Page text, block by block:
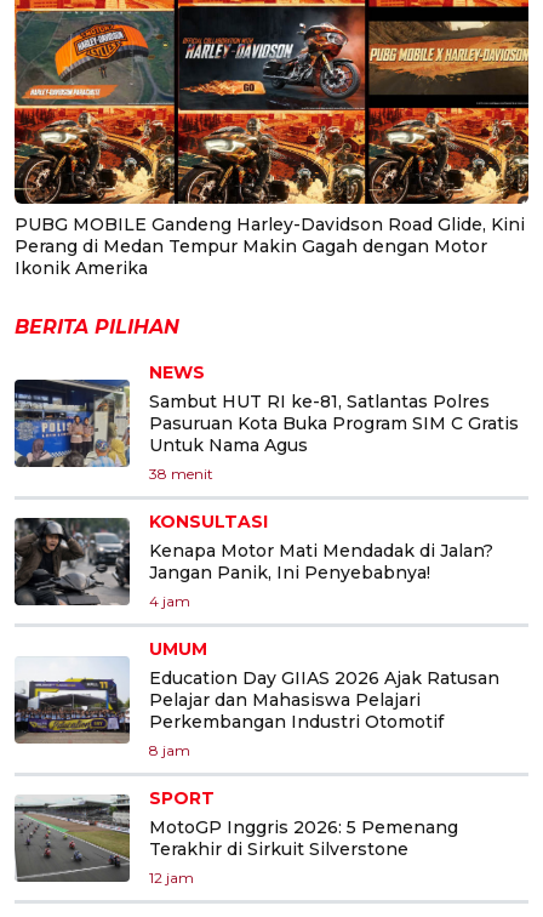
PUBG MOBILE Gandeng Harley-Davidson Road Glide, Kini
Perang di Medan Tempur Makin Gagah dengan Motor
Ikonik Amerika
BERITA PILIHAN
NEWS
Sambut HUT RI ke-81, Satlantas Polres
Pasuruan Kota Buka Program SIM C Gratis
Untuk Nama Agus
38 menit
KONSULTASI
Kenapa Motor Mati Mendadak di Jalan?
Jangan Panik, Ini Penyebabnya!
4 jam
UMUM
Education Day GIIAS 2026 Ajak Ratusan
Pelajar dan Mahasiswa Pelajari
Perkembangan Industri Otomotif
8 jam
SPORT
MotoGP Inggris 2026: 5 Pemenang
Terakhir di Sirkuit Silverstone
12 jam